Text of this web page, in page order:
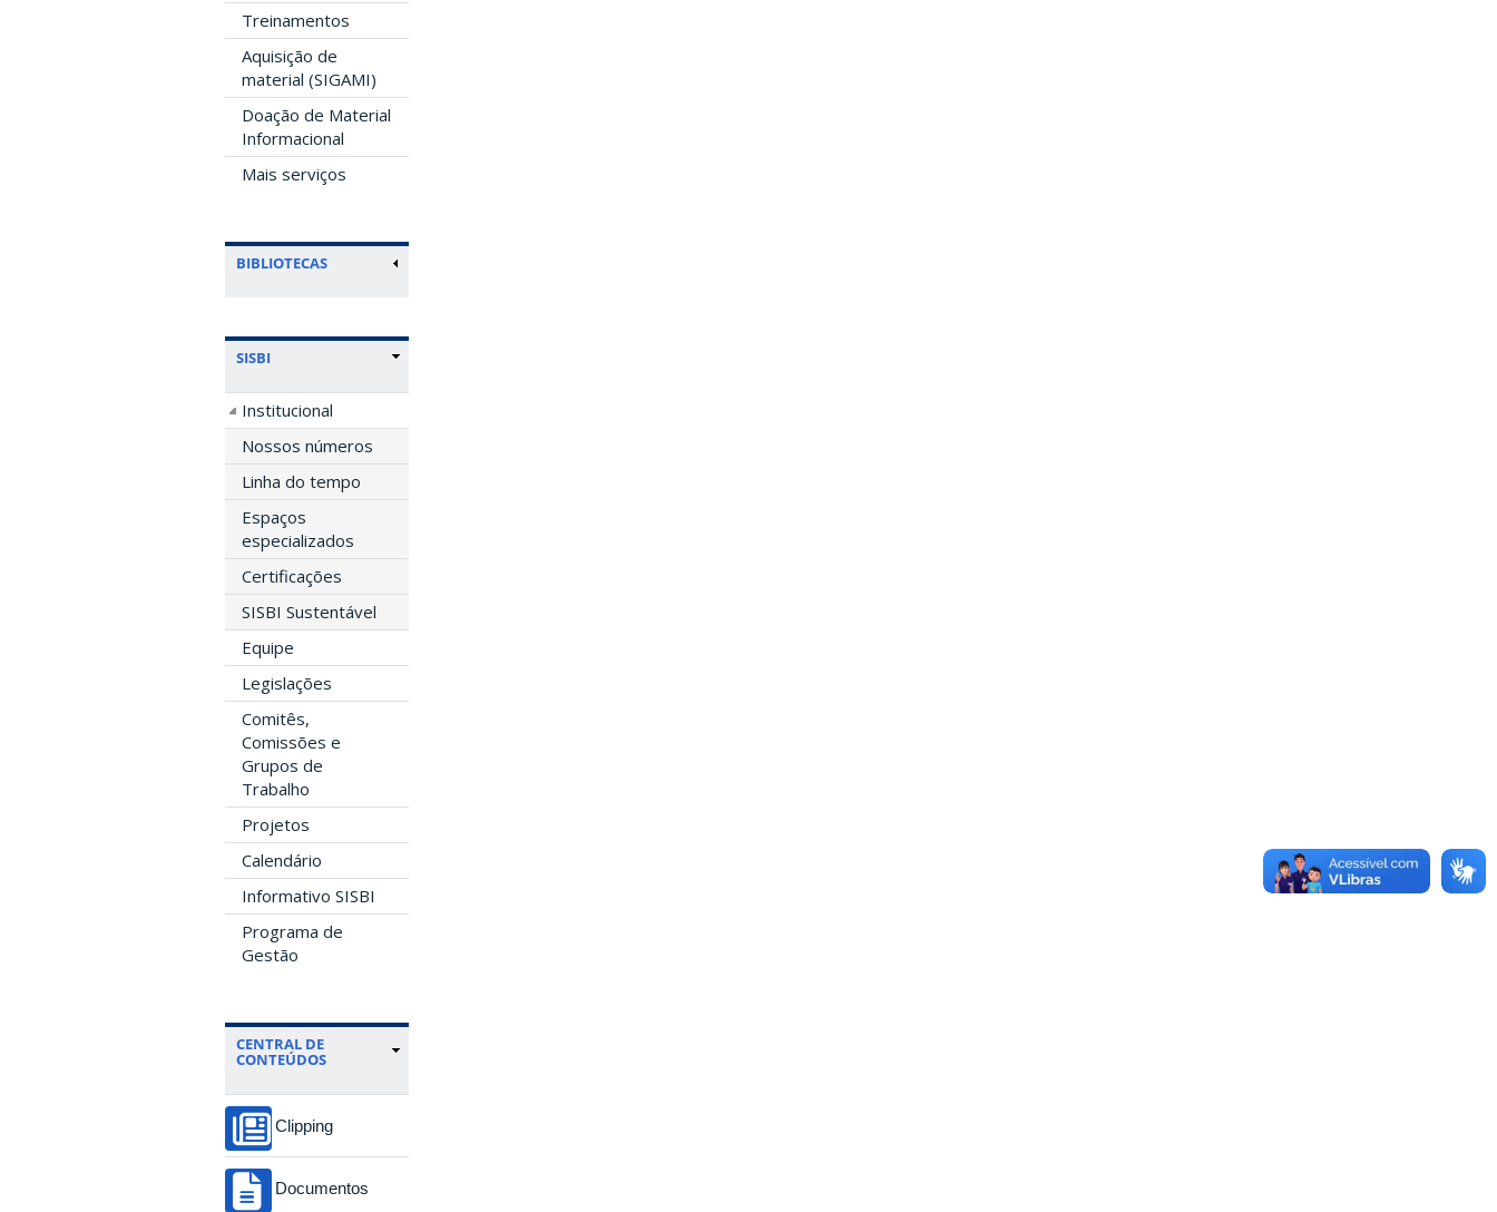
Treinamentos
Aquisição de
material (SIGAMI)
Doação de Material
Informacional
Mais serviços
BIBLIOTECAS
SISBI
Institucional
Nossos números
Linha do tempo
Espaços
especializados
Certificações
SISBI Sustentável
Equipe
Legislações
Comitês,
Comissões e
Grupos de
Trabalho
Projetos
Calendário
Informativo SISBI
Programa de
Gestão
CENTRAL DE
CONTEÚDOS
Clipping
Documentos